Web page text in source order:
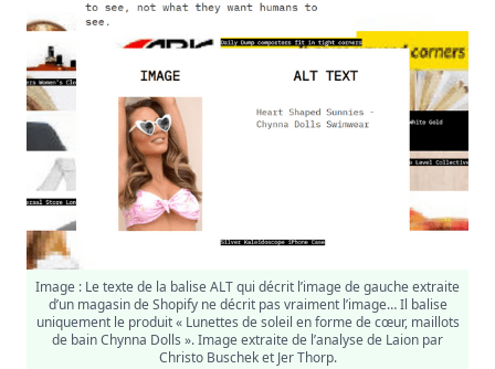
Image : Le texte de la balise ALT qui décrit l’image de gauche extraite
d’un magasin de Shopify ne décrit pas vraiment l’image… Il balise
uniquement le produit « Lunettes de soleil en forme de cœur, maillots
de bain Chynna Dolls ». Image extraite de l’analyse de Laion par
Christo Buschek et Jer Thorp.